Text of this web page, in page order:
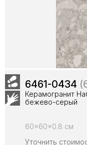
6461-0434
Керамогранит
бежево-серый
60x60x0.8 см
Уточнить